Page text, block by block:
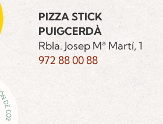
PIZZA STICK
PUIGCERDÀ
Rbla. Josep Mª Martí, 1
972 88 00 88